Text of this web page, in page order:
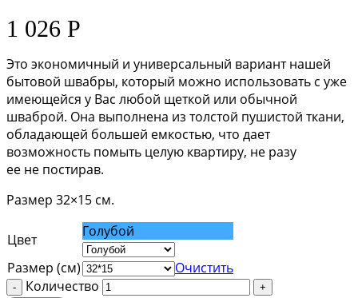
1 026 Р
Это экономичный и универсальный вариант нашей
бытовой швабры, который можно использовать с уже
имеющейся у Вас любой щеткой или обычной
шваброй. Она выполнена из толстой пушистой ткани,
обладающей большей емкостью, что дает
возможность помыть целую квартиру, не разу
ее не постирав.
Размер 32×15 см.
Цвет Голубой
Размер (см)
Очистить
Количество